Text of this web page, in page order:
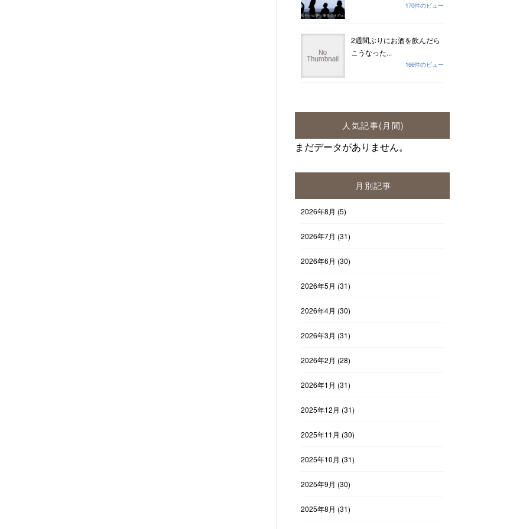
170件のビュー
2週間ぶりにお酒を飲んだら
こうなった...
166件のビュー
人気記事(月間)
まだデータがありません。
月別記事
2026年8月 (5)
2026年7月 (31)
2026年6月 (30)
2026年5月 (31)
2026年4月 (30)
2026年3月 (31)
2026年2月 (28)
2026年1月 (31)
2025年12月 (31)
2025年11月 (30)
2025年10月 (31)
2025年9月 (30)
2025年8月 (31)